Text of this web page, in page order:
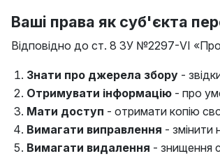
Ваші права як суб'єкта
Відповідно до ст. 8 ЗУ №2297-VI
Знати про джерела збору -
Отримувати інформацію - про
Мати доступ - отримати копію
Вимагати виправлення - змінити
Вимагати видалення - знищення